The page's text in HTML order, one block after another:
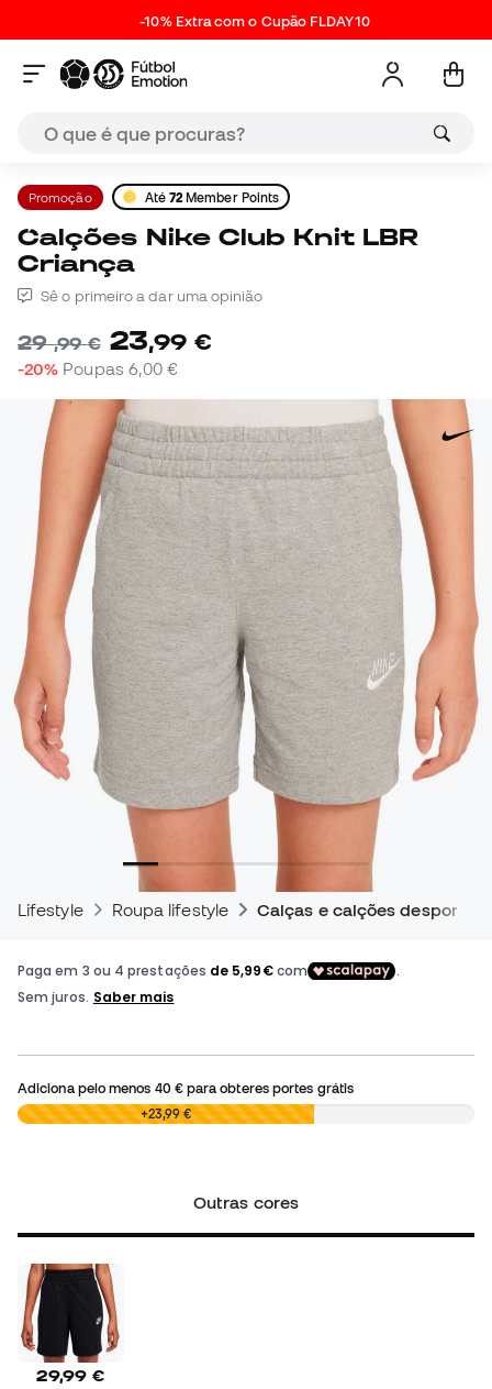
-10% Extra com o Cupão FLDAY10
Promoção Até 72 Member Points
Calções Nike Club Knit LBR
Criança
Sê o primeiro a dar uma opinião
29,99 € 23,99 €
-20% Poupas 6,00 €
Lifestyle Roupa lifestyle Calças e calções
Adiciona pelo menos 40 €para obteres portes grátis
0,00 € +23,99 €
Outras cores
29,99 €